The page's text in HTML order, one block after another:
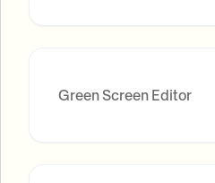
Green Screen Editor